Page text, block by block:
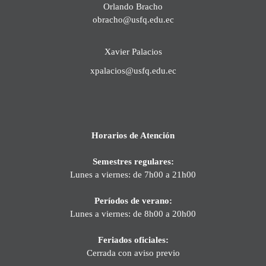
Orlando Bracho
obracho@usfq.edu.ec
Xavier Palacios
xpalacios@usfq.edu.ec
Horarios de Atención
Semestres regulares:
Lunes a viernes: de 7h00 a 21h00
Períodos de verano:
Lunes a viernes: de 8h00 a 20h00
Feriados oficiales:
Cerrada con aviso previo